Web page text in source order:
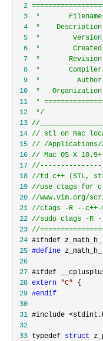
  2
  3
  4
  5
  6
  7
  8
  9
10
11
12
*/
13 //
14 //
15 //
16 //
17 //
18 //
19 //
20 //
21 //
22 //
23 //
24
25 #define
26
27
28 extern "C"
29 #endif
30
31
32
33 typedef struct